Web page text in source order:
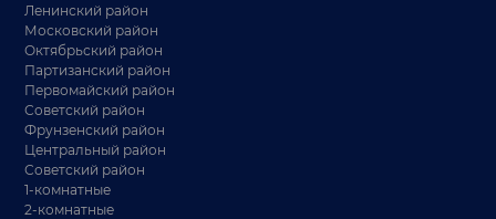
Ленинский район
Московский район
Октябрьский район
Партизанский район
Первомайский район
Советский район
Фрунзенский район
Центральный район
Советский район
1-комнатные
2-комнатные